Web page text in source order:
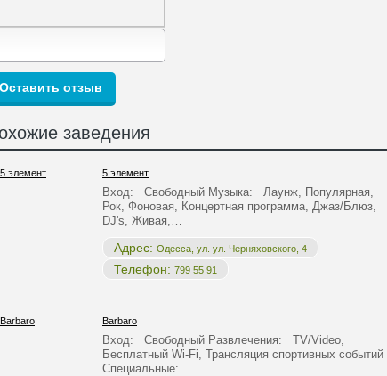
заведения
5 элемент
Вход: Свободный Музыка: Лаунж, Популярная,
Рок, Фоновая, Концертная программа, Джаз/Блюз,
DJ's, Живая,…
Адрес: Одесса, ул. ул. Черняховского, 4
Телефон: 799 55 91
Barbaro
Вход: Свободный Развлечения: TV/Video,
Бесплатный Wi-Fi, Трансляция спортивных событий
Специальные: …